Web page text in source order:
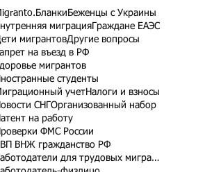
Беженцы с Украины
миграция Граждане ЕАЭС
мигрантовДругие вопросы
на въезд в РФ
мигрантов
студенты
учетНалоги и взносы
СНГ Организованный набор
Патент на работу
Проверки ФМС России
ВНЖ гражданство РФ
Работодатели для трудовых мигрантов